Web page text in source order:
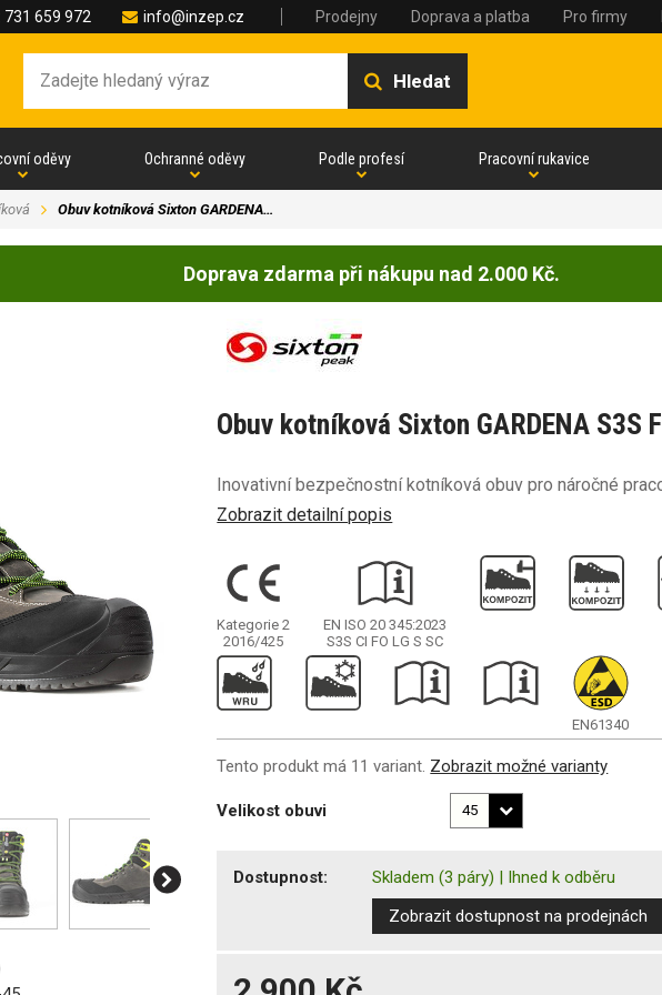
731 659 972 info@inzep.cz Prodejny Doprava a platba Pro firmy
Hledat
oděvy Ochranné oděvy Podle profesí Pracovní rukavice
Obuv kotníková Sixton GARDENA…
Doprava zdarma při nákupu nad 2.000 Kč.
Obuv kotníková Sixton GARDENA S3S
Inovativní bezpečnostní kotníková obuv pro náročné
Zobrazit detailní popis
Kategorie 2
2016/425
EN ISO 20 345:2023
S3SCI FO LG S SC
EN61340
Tento produkt má 11 variant. Zobrazit možné varianty
Velikost obuvi
Dostupnost: Skladem (3 páry) | Ihned k odběru
Zobrazit dostupnost na prodejnách